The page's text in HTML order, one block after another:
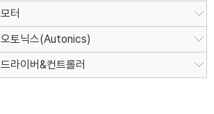
모터
오토닉스(Autonics)
드라이버&컨트롤러